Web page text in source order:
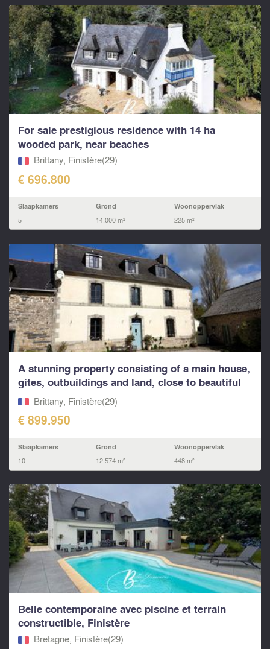
For sale prestigious residence with 14 ha
wooded park, near beaches
Brittany, Finistère(29)
€ 696.800
Slaapkamers
5
Grond
14.000 m²
Woonoppervlak
225 m²
A stunning property consisting of a main house,
gites, outbuildings and land, close to beautiful
beaBrittany, Finistère(29)
€ 899.950
Slaapkamers
10
Grond
12.574 m²
Woonoppervlak
448 m²
Belle contemporaine avec piscine et terrain
constructible, Finistère
Bretagne, Finistère(29)